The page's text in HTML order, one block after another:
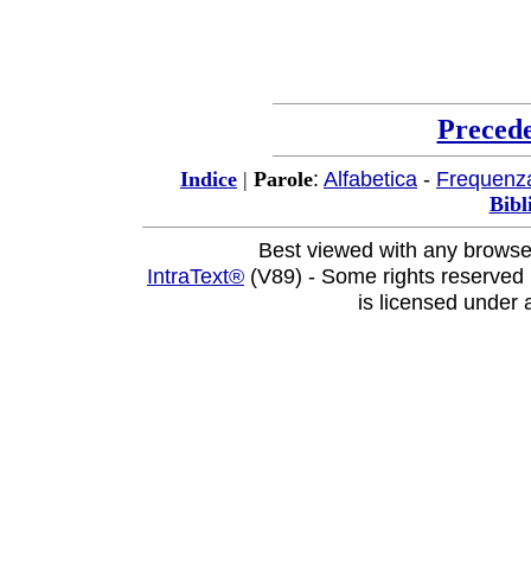
Indice | Parole: Alfabetica -
Best viewed with any
IntraText® (V89) - Some rights
is licensed under